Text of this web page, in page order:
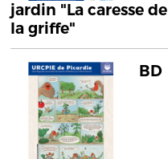
jardin "La caresse de
la griffe"
BD